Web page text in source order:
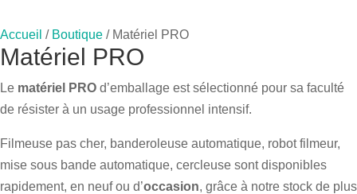
Accueil / Boutique / Matériel PRO
Matériel PRO
Le matériel PRO d’emballage est sélectionné pour sa faculté
de résister à un usage professionnel intensif.
Filmeuse pas cher, banderoleuse automatique, robot filmeur,
mise sous bande automatique, cercleuse sont disponibles
rapidement, en neuf ou d’occasion, grâce à notre stock de plus